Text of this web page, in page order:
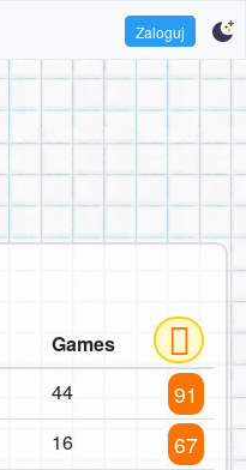
Zaloguj
Games
44 91
16 67